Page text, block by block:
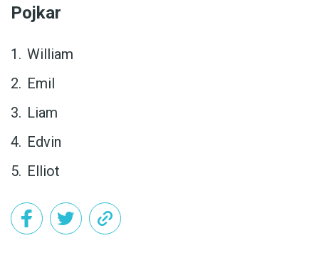
Pojkar
William
Emil
Liam
Edvin
Elliot